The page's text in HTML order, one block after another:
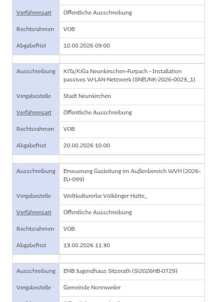
Verfahrensart Öffentliche Ausschreibung
Rechtsrahmen VOB
Abgabefrist 18.08.2026 09:00
Ausschreibung
KiTa/KiGa Neunkirschen-Furpach - Installation
passives W-LAN-Netzwerk (SNEUNK-2026-0023_1)
Vergabestelle Stadt Neunkirchen
Verfahrensart Öffentliche Ausschreibung
Rechtsrahmen VOB
Abgabefrist 20.08.2026 10:00
Ausschreibung
Erneuerung Gasleitung im Außenbereich WVH (2026-
EU-099)
Vergabestelle Weltkulturerbe Völklinger Hütte_
Verfahrensart Öffentliche Ausschreibung
Rechtsrahmen VOB
Abgabefrist 13.08.2026 11:30
Ausschreibung EMB Jugendhaus Sitzerath (Si2026HB-0729)
Vergabestelle Gemeinde Nonnweiler